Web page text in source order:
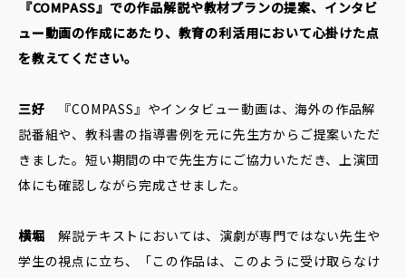
――『COMPASS』での作品解説や教材プランの提案、インタビ
ュー動画の作成にあたり、教育の利活用において心掛けた点
を教えてください。
三好 『COMPASS』やインタビュー動画は、海外の作品解
説番組や、教科書の指導書例を元に先生方からご提案いただ
きました。短い期間の中で先生方にご協力いただき、上演団
体にも確認しながら完成させました。
横堀 解説テキストにおいては、演劇が専門ではない先生や
学生の視点に立ち、「この作品は、このように受け取らなけ